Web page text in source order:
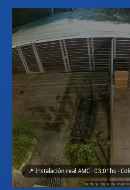
📍 Instalación real AMC · 03:01hs ·